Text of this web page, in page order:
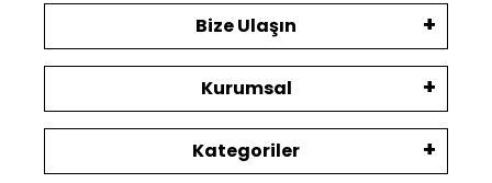
Bize Ulaşın
Kurumsal
Kategoriler